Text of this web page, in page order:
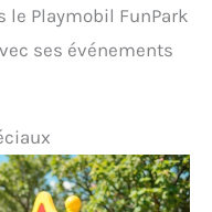
le Playmobil FunPark
ses événements